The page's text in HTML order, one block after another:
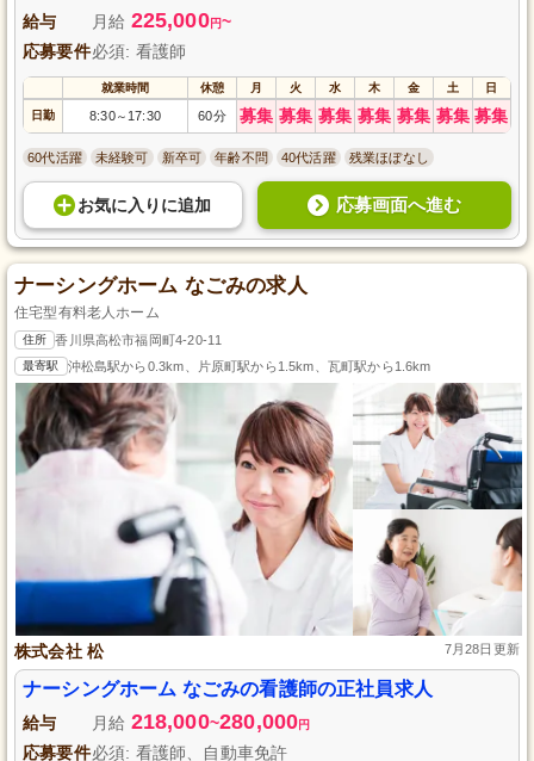
給与 月給 225,000円~
応募要件必須: 看護師
就業時間 休憩 月 火 水 木 金 土 日
日勤 8:30～ 17:30 60分 募集 募集 募集 募集 募集 募集 募集
60代活躍 未経験可 新卒可 年齢不問 40代活躍 残業ほぼなし
お気に入り に追加 応募画面へ進む
ナーシングホーム なごみの求人
住宅型有料老人ホーム
住所 香川県高松市福岡町4-20-11
最寄駅 沖松島駅から0.3km、片原町駅から1.5km、瓦町駅から1.6km
株式会社 松 7月28日更新
ナーシングホーム なごみの看護師の正社員求人
給与 月給 218,000~280,000円
応募要件必須: 看護師、自動車免許